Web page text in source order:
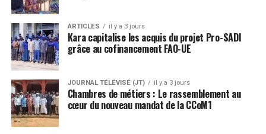
ARTICLES il y a 3 jours
Kara capitalise les acquis du projet Pro-SADI
grâce au cofinancement FAO-UE
JOURNAL TÉLÉVISÉ (JT) il y a 3 jours
Chambres de métiers : Le rassemblement au
cœur du nouveau mandat de la CCoM1